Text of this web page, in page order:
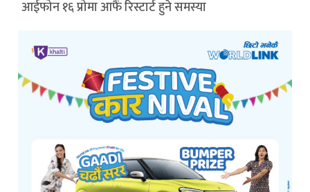
आईफोन १६ प्रोमा आफैं रिस्टार्ट हुने समस्या